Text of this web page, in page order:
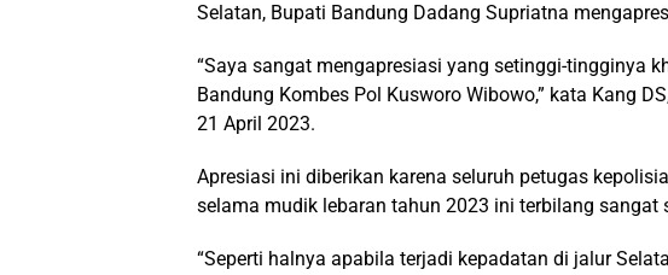
Selatan, Bupati Bandung Dadang Supriatna
“Saya sangat mengapresiasi yang setinggi-tingginya
Bandung Kombes Pol Kusworo Wibowo,” kata Kang
21 April 2023.
Apresiasi ini diberikan karena seluruh petugas
selama mudik lebaran tahun 2023 ini terbilang sangat
“Seperti halnya apabila terjadi kepadatan di jalur